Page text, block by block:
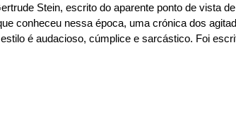
Stein, escrito do aparente ponto de vista
conheceu nessa época, uma crónica dos
é audacioso, cúmplice e sarcástico. Foi